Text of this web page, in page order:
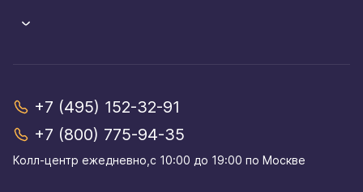
+7 (495) 152-32-91
+7 (800) 775-94-35
Колл-центр eжедневно,с 10:00 до 19:00 по Москве